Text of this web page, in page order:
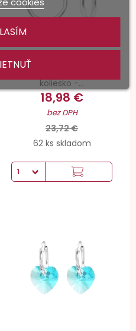
koliesko -...
18,98 €
bez DPH
23,72 €
62 ks skladom